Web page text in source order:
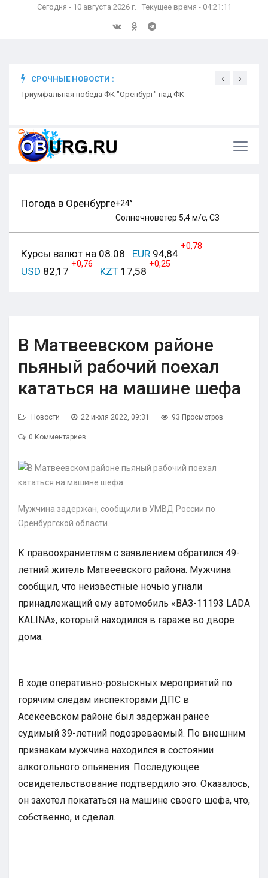
Сегодня - 10 августа 2026 г. Текущее время - 04:21:12
СРОЧНЫЕ НОВОСТИ :
Триумфальная победа ФК "Оренбург" над ФК
‹ ›
Погода в Оренбурге+24°
Солнечноветер 5,4 м/с, СЗ
Курсы валют на 08.08 EUR 94,84
+0,78
USD 82,17
+0,76
KZT 17,58
+0,25
В Матвеевском районе
пьяный рабочий поехал
кататься на машине шефа
Новости 22 июля 2022, 09:31 93 Просмотров
0 Комментариев
Мужчина задержан, сообщили в УМВД России по
Оренбургской области.
К правоохраниетлям с заявлением обратился 49-
летний житель Матвеевского района. Мужчина
сообщил, что неизвестные ночью угнали
принадлежащий ему автомобиль «ВАЗ-11193 LADA
KALINA», который находился в гараже во дворе
дома.
В ходе оперативно-розыскных мероприятий по
горячим следам инспекторами ДПС в
Асекеевском районе был задержан ранее
судимый 39-летний подозреваемый. По внешним
признакам мужчина находился в состоянии
алкогольного опьянения. Последующее
освидетельствование подтвердило это. Оказалось,
он захотел покататься на машине своего шефа, что,
собственно, и сделал.